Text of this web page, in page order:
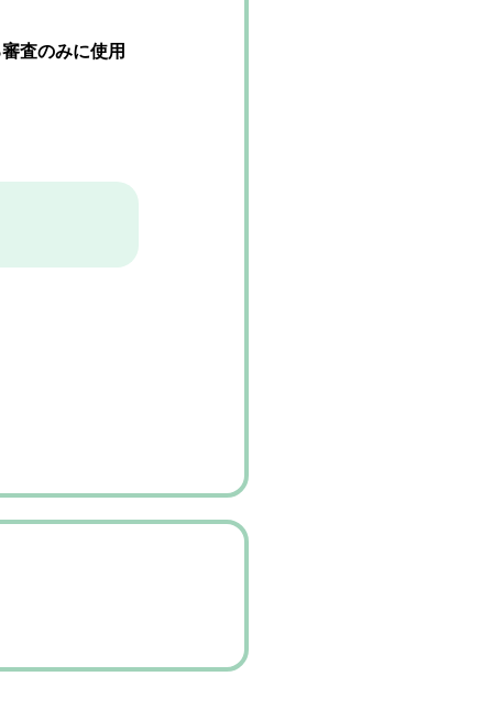
査のみに使用